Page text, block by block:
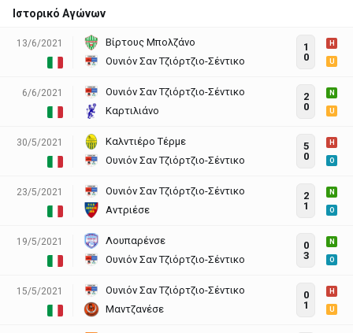
Ιστορικό Αγώνων
13/6/2021
Βίρτους Μπολζάνο
Ουνιόν Σαν Τζιόρτζιο-Σέντικο
1
0
H
U
6/6/2021
Ουνιόν Σαν Τζιόρτζιο-Σέντικο
Καρτιλιάνο
2
0
N
U
30/5/2021
Καλντιέρο Τέρμε
Ουνιόν Σαν Τζιόρτζιο-Σέντικο
5
0
H
O
23/5/2021
Ουνιόν Σαν Τζιόρτζιο-Σέντικο
Αντριέσε
2
1
N
O
19/5/2021
Λουπαρένσε
Ουνιόν Σαν Τζιόρτζιο-Σέντικο
0
3
N
O
15/5/2021
Ουνιόν Σαν Τζιόρτζιο-Σέντικο
Μαντζανέσε
0
1
H
U